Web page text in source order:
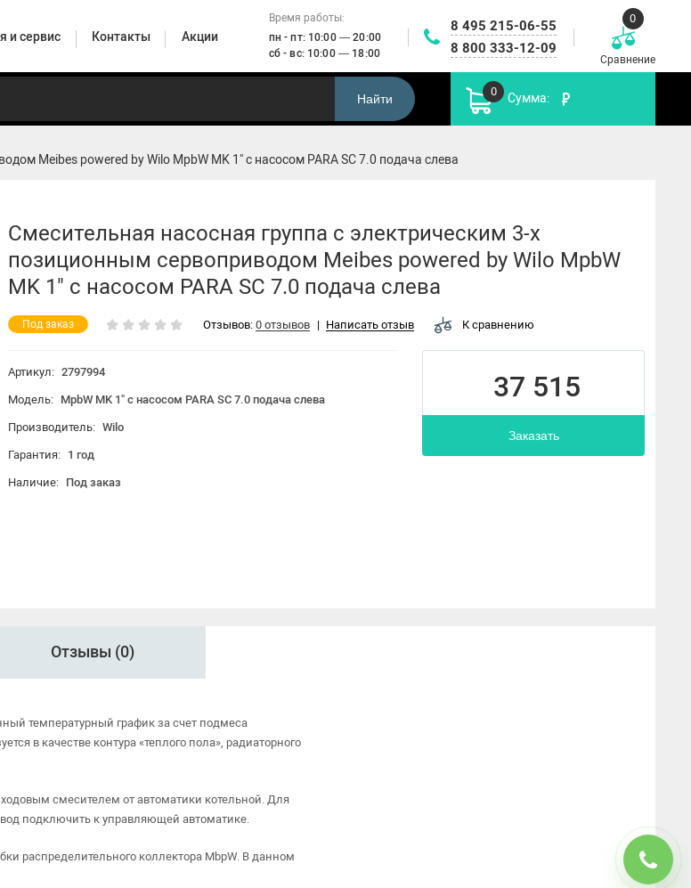
и сервис Контакты Акции
Время работы:
пн - пт: 10:00 — 20:00
сб - вс: 10:00 — 18:00
8 495 215-06-55
8 800 333-12-09
0
Сравнение
Горизонтальные
Погружные
насосы
Вертикальные
Установки
станции
3 H HMC
Найти
0 Сумма:
Meibes powered by Wilo MpbW MK 1" с насосом PARA SC 7.0 подача слева
Смесительная насосная группа с электрическим 3-х
позиционным сервоприводом Meibes powered by Wilo MpbW
MK 1" с насосом PARA SC 7.0 подача слева
Под заказ Отзывов: 0 отзывов | Написать отзыв К сравнению
Артикул: 2797994
Модель: MpbW MK 1" с насосом PARA SC 7.0 подача слева
Производитель: Wilo
Гарантия: 1 год
Наличие: Под заказ
37 515
Заказать
Отзывы (0)
температурный график за счет подмеса
в качестве контура «теплого пола», радиаторного
смесителем от автоматики котельной. Для
подключить к управляющей автоматике.
распределительного коллектора MbpW. В данном